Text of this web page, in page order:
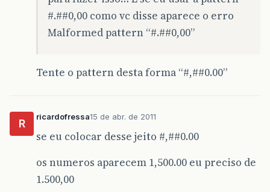
#.##0,00 como vc disse aparece o erro
Malformed pattern “#.##0,00”
Tente o pattern desta forma “#,##0.00”
R
ricardofressa15 de abr. de 2011
se eu colocar desse jeito #,##0.00
os numeros aparecem 1,500.00 eu preciso de
1.500,00